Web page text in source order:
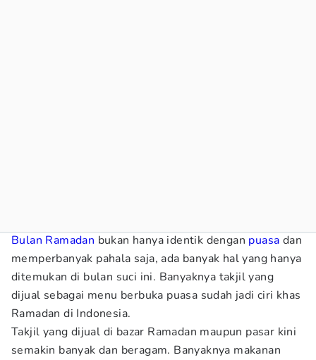
Bulan Ramadan bukan hanya identik dengan puasa dan
memperbanyak pahala saja, ada banyak hal yang hanya
ditemukan di bulan suci ini. Banyaknya takjil yang
dijual sebagai menu berbuka puasa sudah jadi ciri khas
Ramadan di Indonesia.
Takjil yang dijual di bazar Ramadan maupun pasar kini
semakin banyak dan beragam. Banyaknya makanan